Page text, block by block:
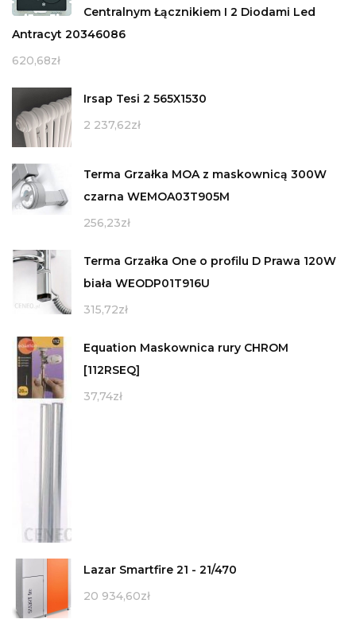
Centralnym Łącznikiem I 2 Diodami Led
Antracyt 20346086
620,68zł
Irsap Tesi 2 565X1530
2 237,62zł
Terma Grzałka MOA z maskownicą 300W
czarna WEMOA03T905M
256,23zł
Terma Grzałka One o profilu D Prawa 120W
biała WEODP01T916U
315,72zł
Equation Maskownica rury CHROM
[112RSEQ]
37,74zł
Lazar Smartfire 21 - 21/470
20 934,60zł